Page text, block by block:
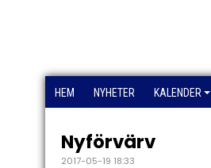
HEM NYHETER KALENDER
Nyförvärv
2017-05-19 18:33